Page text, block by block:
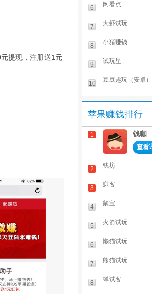
提现，注册送1元
6 闲看点
7 大虾试玩
8 小猪赚钱
9 试玩星
10 豆豆趣玩（安卓）
苹果赚钱排行
1 钱咖
查看
2 钱坊
3 赚客
4 鼠宝
5 火箭试玩
6 懒猫试玩
7 熊猫试玩
8 蝉试客